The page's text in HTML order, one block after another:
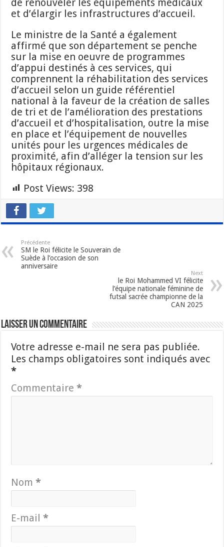
et d’élargir les infrastructures d’accueil.
Le ministre de la Santé a également
affirmé que son département se penche
sur la mise en oeuvre de programmes
d’appui destinés à ces services, qui
comprennent la réhabilitation des services
d’accueil selon un guide référentiel
national à la faveur de la création de salles
de tri et de l’amélioration des prestations
d’accueil et d’hospitalisation, outre la mise
en place et l’équipement de nouvelles
unités pour les urgences médicales de
proximité, afin d’alléger la tension sur les
hôpitaux régionaux.
Post Views: 398
Précédente
SM le Roi félicite le Souverain de
Suède à l’occasion de son
anniversaire
Next
le Roi Mohammed VI félicite
l’équipe nationale féminine de
futsal sacrée championne de la
CAN 2025
Laisser un commentaire
Votre adresse e-mail ne sera pas publiée.
Les champs obligatoires sont indiqués avec
*
Commentaire*
Nom*
E-mail*